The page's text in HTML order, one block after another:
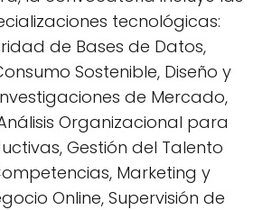
tecnológicas:
de Bases de Datos,
Sostenible, Diseño y
de Mercado,
Organizacional para
Gestión del Talento
Marketing y
Online, Supervisión de